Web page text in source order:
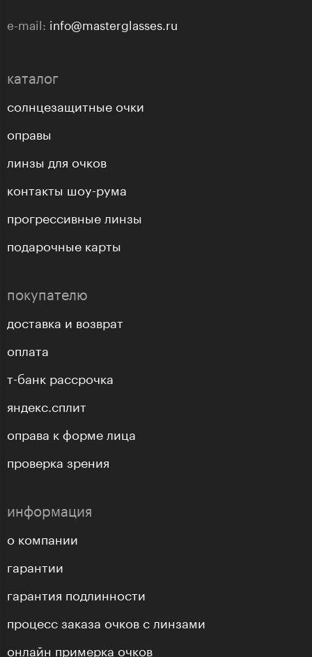
e-mail: info@masterglasses.ru
каталог
солнцезащитные очки
оправы
линзы для очков
контакты шоу-рума
прогрессивные линзы
подарочные карты
покупателю
доставка и возврат
оплата
т-банк рассрочка
яндекс.сплит
оправа к форме лица
проверка зрения
информация
о компании
гарантии
гарантия подлинности
процесс заказа очков с линзами
онлайн примерка очков